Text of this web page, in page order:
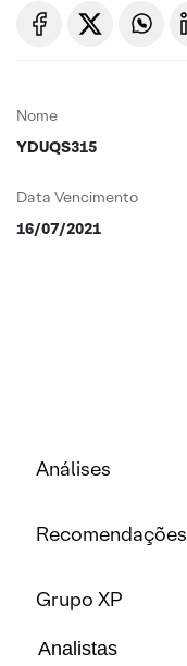
Nome
YDUQS315
Data Vencimento
16/07/2021
Análises
Recomendações
Grupo XP
Analistas